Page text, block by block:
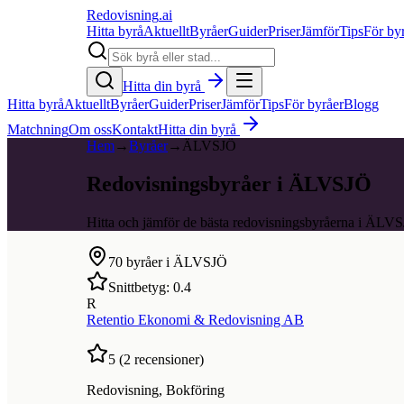
Redovisning.ai
Hitta byråAktuelltByråerGuiderPriserJämförTipsFör
Hitta din byrå
Hitta byråAktuelltByråerGuiderPriserJämförTipsFör byråerBlogg
MatchningOm ossKontaktHitta din byrå
Hem→Byråer→ ÄLVSJÖ
Redovisningsbyråer i ÄLVSJÖ
Hitta och jämför de bästa redovisningsbyråerna i
70 byråer i ÄLVSJÖ
Snittbetyg: 0.4
R
Retentio Ekonomi & Redovisning AB
5 (2 recensioner)
Redovisning, Bokföring